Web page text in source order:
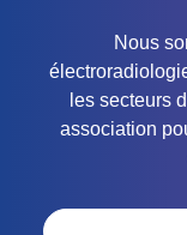
Nous
les secteurs
association